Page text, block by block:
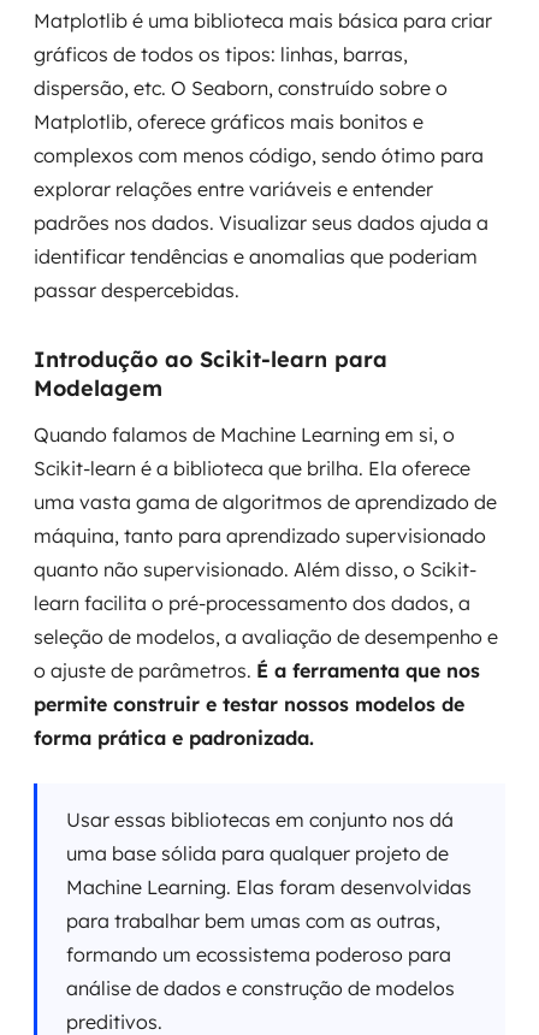
Matplotlib é uma biblioteca mais básica para criar
gráficos de todos os tipos: linhas, barras,
dispersão, etc. O Seaborn, construído sobre o
Matplotlib, oferece gráficos mais bonitos e
complexos com menos código, sendo ótimo para
explorar relações entre variáveis e entender
padrões nos dados. Visualizar seus dados ajuda a
identificar tendências e anomalias que poderiam
passar despercebidas.
Introdução ao Scikit-learn para
Modelagem
Quando falamos de Machine Learning em si, o
Scikit-learn é a biblioteca que brilha. Ela oferece
uma vasta gama de algoritmos de aprendizado de
máquina, tanto para aprendizado supervisionado
quanto não supervisionado. Além disso, o Scikit-
learn facilita o pré-processamento dos dados, a
seleção de modelos, a avaliação de desempenho e
o ajuste de parâmetros. É a ferramenta que nos
permite construir e testar nossos modelos de
forma prática e padronizada.
Usar essas bibliotecas em conjunto nos dá
uma base sólida para qualquer projeto de
Machine Learning. Elas foram desenvolvidas
para trabalhar bem umas com as outras,
formando um ecossistema poderoso para
análise de dados e construção de modelos
preditivos.